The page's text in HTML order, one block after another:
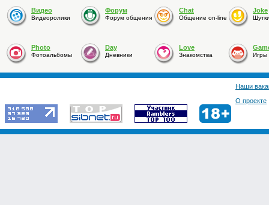
Видео
Видеоролики
Форум
Форум общения
Chat
Общение on-line
Joke
Photo
Фотоальбомы
Day
Дневники
Love
Знакомства Игры
Наши
О проекте